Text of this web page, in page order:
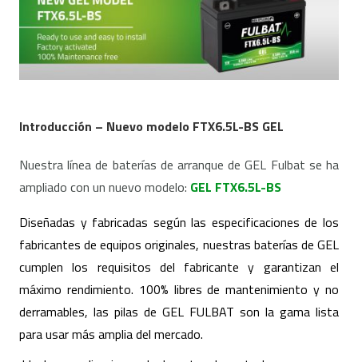
Introducción – Nuevo modelo FTX6.5L-BS GEL
Nuestra línea de baterías de arranque de GEL Fulbat se ha
ampliado con un nuevo modelo: GEL FTX6.5L-BS
Diseñadas y fabricadas según las especificaciones de los
fabricantes de equipos originales, nuestras baterías de GEL
cumplen los requisitos del fabricante y garantizan el
máximo rendimiento. 100% libres de mantenimiento y no
derramables, las pilas de GEL FULBAT son la gama lista
para usar más amplia del mercado.